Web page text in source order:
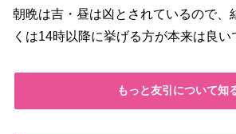
朝晩は吉・昼は凶とされているので、
くは14時以降に挙げる方が本来は良い
もっと友引について知